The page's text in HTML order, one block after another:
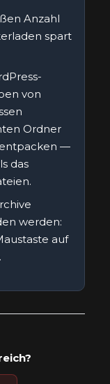
Anzahl
spart
von
Ordner
—
das
werden:
auf
.